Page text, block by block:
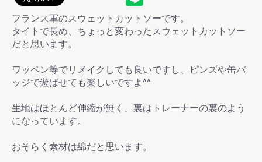
お買い物を続ける
フランス軍のスウェットカットソーです。
タイトで長め、ちょっと変わったスウェットカットソー
だと思います。
ワッペン等でリメイクしても良いですし、ピンズや缶バ
ッジで遊ばせても楽しいですよ^^
生地はほとんど伸縮が無く、裏はトレーナーの裏のよう
になっています。
おそらく素材は綿だと思います。